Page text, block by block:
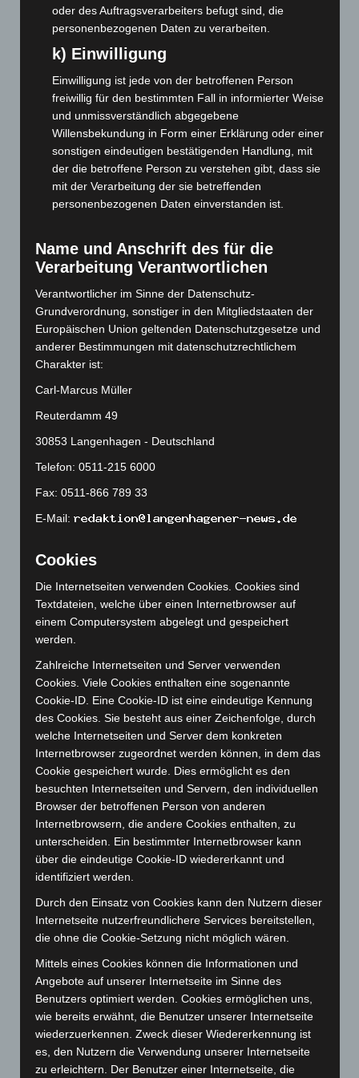
Juni 2026 (139)
Mai 2026(99)
April 2026(99)
März 2026(115)
Februar 2026 (109)
Januar 2026(122)
Dezember 2025(103)
November 2025(114)
Oktober 2025(112)
August 2025(90)
Juli 2025(90)
Juni 2025(103)
Mai 2025(112)
April 2025(88)
Februar 2025(96)
Januar 2025(88)
Dezember 2024(89)
November 2024(94)
Oktober 2024(93)
September 2024(112)
Juli 2024(89)
Juni 2024(107)
Mai 2024(149)
April 2024
März 2024(103)
Februar 2024(103)
Januar 2024
(111)
Dezember 2023(130)
November 2023(130)
Oktober 2023 (114)
September 2023(133)
August 2023(134)
Juli 2023(118)
Juni 2023(142)
Mai 2023(139)
April 2023(155)
Februar 2023
(154)
Januar 2023 (140)
Dezember 2022(130)
November 2022(167)
Oktober 2022(166)
oder des Auftragsverarbeiters befugt sind, die
personenbezogenen Daten zu verarbeiten.
k) Einwilligung
Einwilligung ist jede von der betroffenen Person
freiwillig für den bestimmten Fall in informierter Weise
und unmissverständlich abgegebene
Willensbekundung in Form einer Erklärung oder einer
sonstigen eindeutigen bestätigenden Handlung, mit
der die betroffene Person zu verstehen gibt, dass sie
mit der Verarbeitung der sie betreffenden
personenbezogenen Daten einverstanden ist.
Name und Anschrift des für die
Verarbeitung Verantwortlichen
Verantwortlicher im Sinne der Datenschutz-
Grundverordnung, sonstiger in den Mitgliedstaaten der
Europäischen Union geltenden Datenschutzgesetze und
anderer Bestimmungen mit datenschutzrechtlichem
Charakter ist:
Carl-Marcus Müller
Reuterdamm 49
30853 Langenhagen - Deutschland
Telefon: 0511-215 6000
Fax: 0511-866 789 33
E-Mail:
Cookies
Die Internetseiten verwenden Cookies. Cookies sind
Textdateien, welche über einen Internetbrowser auf
einem Computersystem abgelegt und gespeichert
werden.
Zahlreiche Internetseiten und Server verwenden
Cookies. Viele Cookies enthalten eine sogenannte
Cookie-ID. Eine Cookie-ID ist eine eindeutige Kennung
des Cookies. Sie besteht aus einer Zeichenfolge, durch
welche Internetseiten und Server dem konkreten
Internetbrowser zugeordnet werden können, in dem das
Cookie gespeichert wurde. Dies ermöglicht es den
besuchten Internetseiten und Servern, den individuellen
Browser der betroffenen Person von anderen
Internetbrowsern, die andere Cookies enthalten, zu
unterscheiden. Ein bestimmter Internetbrowser kann
über die eindeutige Cookie-ID wiedererkannt und
identifiziert werden.
Durch den Einsatz von Cookies kann den Nutzern dieser
Internetseite nutzerfreundlichere Services bereitstellen,
die ohne die Cookie-Setzung nicht möglich wären.
Mittels eines Cookies können die Informationen und
Angebote auf unserer Internetseite im Sinne des
Benutzers optimiert werden. Cookies ermöglichen uns,
wie bereits erwähnt, die Benutzer unserer Internetseite
wiederzuerkennen. Zweck dieser Wiedererkennung ist
es, den Nutzern die Verwendung unserer Internetseite
zu erleichtern. Der Benutzer einer Internetseite, die